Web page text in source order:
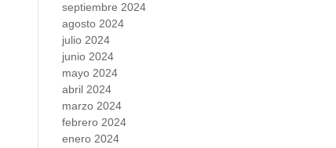
septiembre 2024
agosto 2024
julio 2024
junio 2024
mayo 2024
abril 2024
marzo 2024
febrero 2024
enero 2024